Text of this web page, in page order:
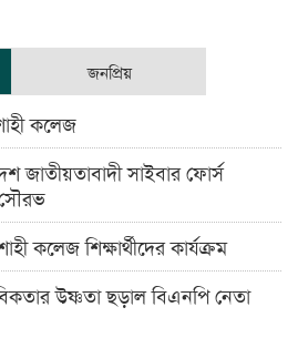
জনপ্রিয়
কলেজ
জাতীয়তাবাদী সাইবার ফোর্স
কলেজ শিক্ষার্থীদের কার্যক্রম
উষ্ণতা ছড়াল বিএনপি নেতা